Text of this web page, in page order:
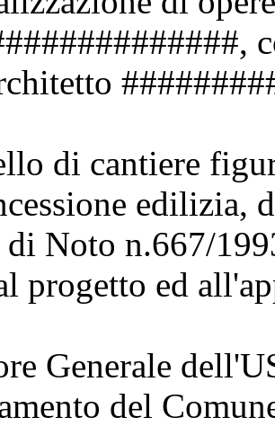
di cantiere
edilizia,
di Noto n.667/
progetto ed
Generale
del